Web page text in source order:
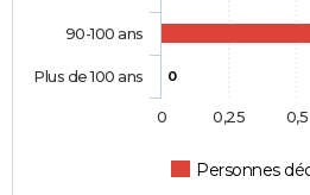
0
Personnes
90-100 ans
Plus de 100 ans
0 0,25 0,5